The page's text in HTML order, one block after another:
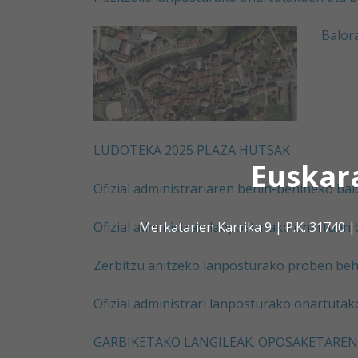
Merkatarien Karrika 9 | P.K. 31740 |
LUDOTEKA 2025 PLAZA HUTSAK
Ofizial administrariaren behin-behineko
Ofizial administrari lanposturako
Zerbitzu anitzeko lanposturako proben
Ofizial administrari lanposturako
GARBIKETAKO LANGILEAK.